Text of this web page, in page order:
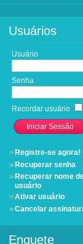
Usuários
Usuário
Senha
Recordar usuário
Registre-se agora!
Recuperar senha
Recuperar nome
usuário
Ativar usuário
Cancelar
Enquete